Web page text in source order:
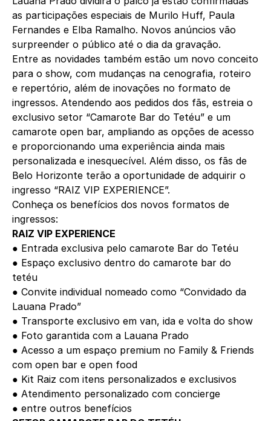
as participações especiais de Murilo Huff, Paula
Fernandes e Elba Ramalho. Novos anúncios vão
surpreender o público até o dia da gravação.
Entre as novidades também estão um novo conceito
para o show, com mudanças na cenografia, roteiro
e repertório, além de inovações no formato de
ingressos. Atendendo aos pedidos dos fãs, estreia o
exclusivo setor “Camarote Bar do Tetéu” e um
camarote open bar, ampliando as opções de acesso
e proporcionando uma experiência ainda mais
personalizada e inesquecível. Além disso, os fãs de
Belo Horizonte terão a oportunidade de adquirir o
ingresso “RAIZ VIP EXPERIENCE”.
Conheça os benefícios dos novos formatos de
ingressos:
RAIZ VIP EXPERIENCE
● Entrada exclusiva pelo camarote Bar do Tetéu
● Espaço exclusivo dentro do camarote bar do
tetéu
● Convite individual nomeado como “Convidado da
Lauana Prado”
● Transporte exclusivo em van, ida e volta do show
● Foto garantida com a Lauana Prado
● Acesso a um espaço premium no Family & Friends
com open bar e open food
● Kit Raiz com itens personalizados e exclusivos
● Atendimento personalizado com concierge
● entre outros benefícios